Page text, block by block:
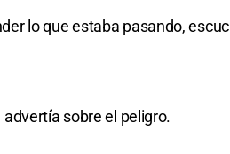
lo que estaba pasando,
sobre el peligro.